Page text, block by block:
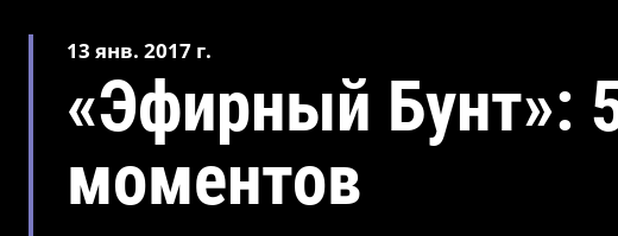
13 янв. 2017 г.
«Эфирный Бунт»:
моментов